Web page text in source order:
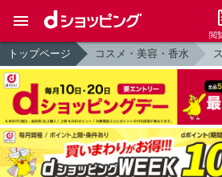
閲
トップページ コスメ・美容・香水